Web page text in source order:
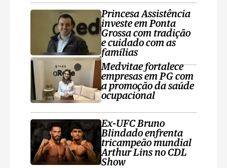
Princesa Assistência
investe em Ponta
Grossa com tradição
e cuidado com as
famílias
Medvitae fortalece
empresas em PG com
a promoção da saúde
ocupacional
Ex-UFC Bruno
Blindado enfrenta
tricampeão mundial
Arthur Lins no CDL
Show